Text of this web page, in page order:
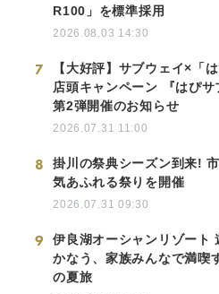
R100」を標準採用
2026.08.03 14:30
7
【大好評】サブウェイ×「
店頭キャンペーン 『はぴサ
第2弾開催のお知らせ
2026.07.31 11:00
8
掛川の祭典シーズン到来!
気あふれる祭りを開催
2026.07.31 09:30
9
伊良湖オーシャンリゾート
かなう、家族みんなで満喫
の夏旅